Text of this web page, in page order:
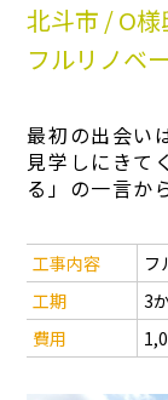
北斗市 / O
フルリノベ
最初の出会い
見学しにきて
る」の一言か
工事内容
フ
工期
3
費用